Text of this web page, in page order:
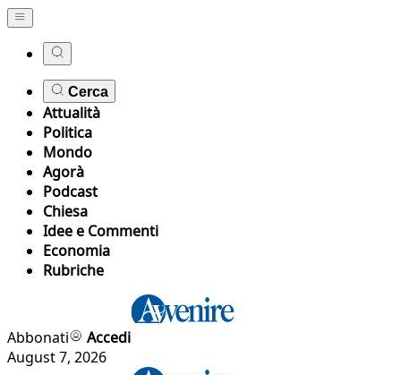
Cerca
Attualità
Politica
Mondo
Agorà
Podcast
Chiesa
Idee e Commenti
Economia
Rubriche
Abbonati
Accedi
August 7, 2026